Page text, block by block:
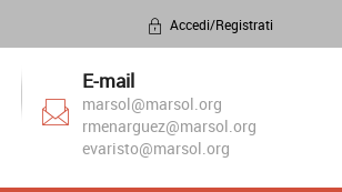
Accedi/Registrati
E-mail
marsol@marsol.org
rmenarguez@marsol.org
evaristo@marsol.org